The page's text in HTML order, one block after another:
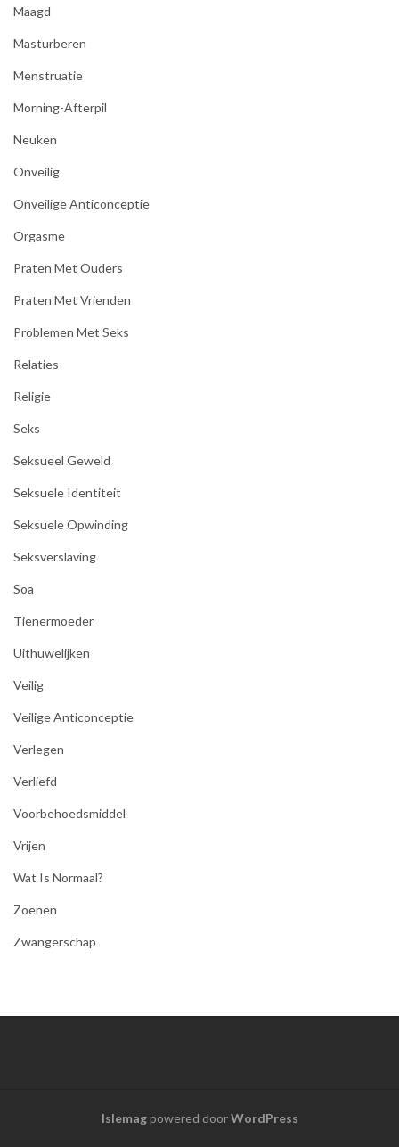
Maagd
Masturberen
Menstruatie
Morning-Afterpil
Neuken
Onveilig
Onveilige Anticonceptie
Orgasme
Praten Met Ouders
Praten Met Vrienden
Problemen Met Seks
Relaties
Religie
Seks
Seksueel Geweld
Seksuele Identiteit
Seksuele Opwinding
Seksverslaving
Soa
Tienermoeder
Uithuwelijken
Veilig
Veilige Anticonceptie
Verlegen
Verliefd
Voorbehoedsmiddel
Vrijen
Wat Is Normaal?
Zoenen
Zwangerschap
Islemagpowered doorWordPress